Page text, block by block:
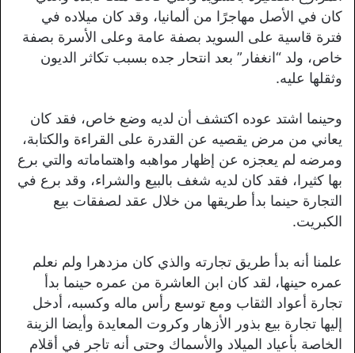
كان في الأصل مهاجرًا من ألمانيا، وقد كان ميلاده في
فترة قاسية على السويد بصفة عامة وعلى الأسرة بصفة
خاص، ولد “انغفار” بعد انتحار جده بسبب تكاثر الديون
وثقلها عليه.
وحينما اشتد عوده اكتشف أن لديه وضع خاص، فقد كان
يعاني من مرض يقصيه عن القدرة على القراءة والكتابة،
ومرضه لم يعجزه عن إظهار مواهبه واهتماماته والتي برع
بها كثيرا، فقد كان لديه شغف بالبيع والشراء، وقد برع في
التجارة حينما بدأ طريقها من خلال عقد لصفقات بيع
الكبريت.
علمنا أنه بدأ طريق تجارته والذي كان مزدهرا ولم نعلم
عمره حينها، لقد كان ابن العاشرة من عمره حينما بدأ
تجارة أعواد الثقاب ومع توسع رأس ماله وكسبه، أدخل
إليها تجارة بيع بذور الأزهار وكروت المعايدة وأيضا الزينة
الخاصة بأعياد الميلاد والأسماك وحتى أنه تاجر في أقلام